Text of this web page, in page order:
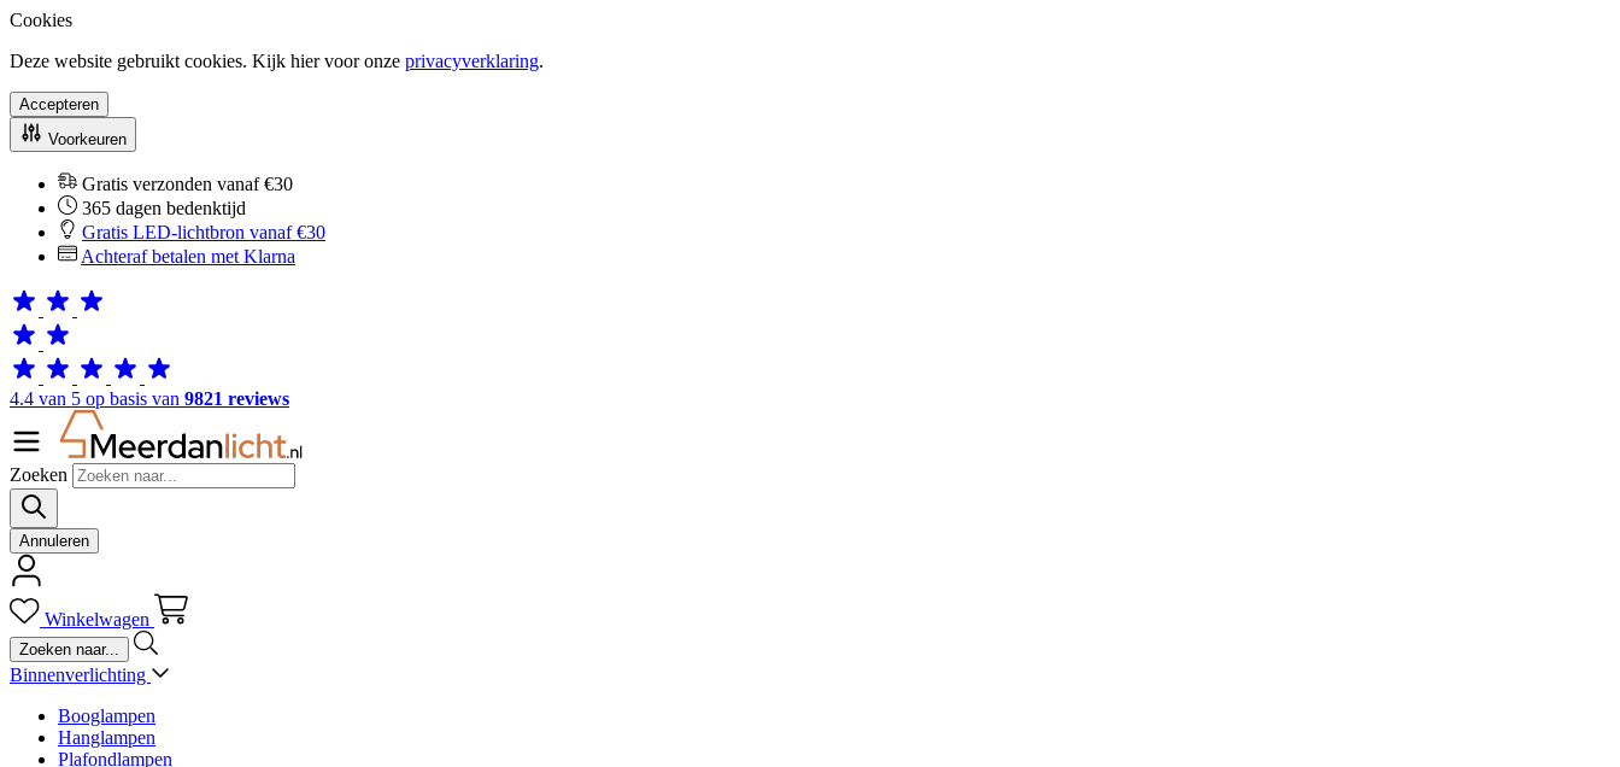
Cookies
Deze website gebruikt cookies. Kijk hier voor onze privacyverklaring.
Accepteren
Voorkeuren
Gratis verzonden vanaf €30
365 dagen bedenktijd
Gratis LED-lichtbron vanaf €30
Achteraf betalen met Klarna
4.4 van 5 op basis van 9821 reviews
Zoeken
Annuleren
Winkelwagen
Binnenverlichting
Booglampen
Hanglampen
Plafondlampen